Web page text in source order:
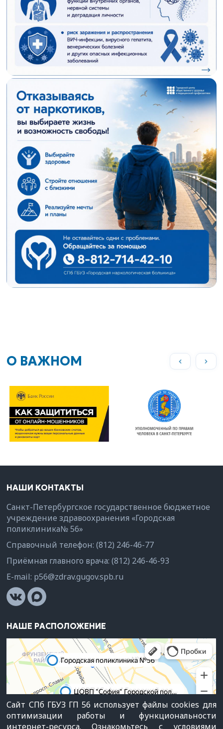
О ВАЖНОМ
Сайт СПб ГБУЗ ГП 56 использует файлы cookies для
оптимизации работы и функциональности
интернет-ресурса. Ознакомьтесь с условиями
НАШИ КОНТАКТЫ
Санкт-Петербургское государственное бюджетное
учреждение здравоохранения «Городская
поликлиника№ 56»
Справочный телефон:(812) 246-46-77
Приёмная главного врача:(812) 246-46-93
E-mail: p56@zdrav.gugov.spb.ru
НАШЕ РАСПОЛОЖЕНИЕ